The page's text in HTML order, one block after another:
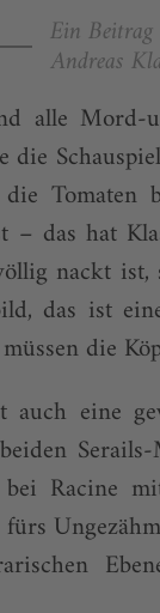
Ein Beitrag
Andreas
alle Mord-
die
Tomaten
– das hat
nackt
das ist
die
eine
Racine